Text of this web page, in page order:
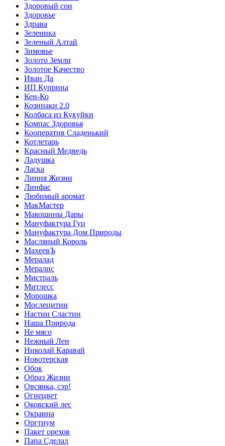
Здоровый сон
Здоровье
Здрава
Зеленика
Зеленый Алтай
Зимовье
Золото Земли
Золотое Качество
Иван Да
ИП Куприна
Кен-Ко
Козинаки 2.0
Колбаса из Кукуйки
Компас Здоровья
Кооператив Сладенький
Котлетарь
Красный Медведь
Ладушка
Ласка
Линия Жизни
Линфас
Любимый аромат
МакМастер
Макошины Дары
Мануфактура Гуц
Мануфактура Дом Природы
Масляный Король
МахеевЪ
Мералад
Мералис
Мистраль
Митлесс
Морошка
Мослецитин
Настин Сластин
Наша Природа
Не мясо
Нежный Лен
Николай Каравай
Новотерская
Обок
Образ Жизни
Овсянка, сэр!
Огнецвет
Оковский лес
Окраина
Оргтиум
Пакет орехов
Папа Сделал